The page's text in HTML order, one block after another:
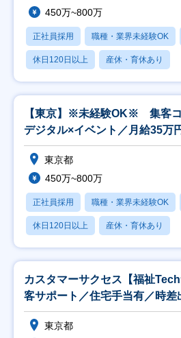
450万~800万
正社員採用 職種・業界未経験OK
休日120日以上 産休・育休あり
【東京】※未経験OK※ 集客
デジタル×イベント／月給35万
東京都
450万~800万
正社員採用 職種・業界未経験OK
休日120日以上 産休・育休あり
カスタマーサクセス【福祉
客サポート／住宅手当有／時差
東京都